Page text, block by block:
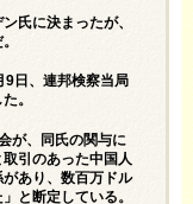
氏に決まったが、
9日、連邦検察当局
。
が、同氏の関与に
引のあった中国人
あり、数百万ドル
と断定している。